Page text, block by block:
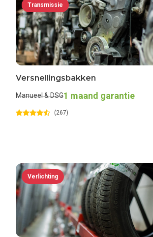
Transmissie
Versnellingsbakken
Manueel & DSG1 maand garantie
(267)
Verlichting